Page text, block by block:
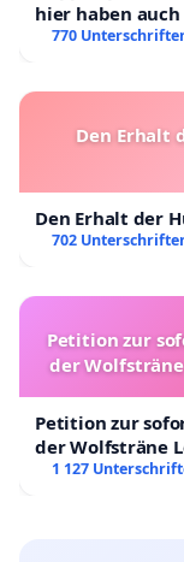
hier haben auch
770
Den Erhalt
Den Erhalt der
702
Petition zur
der
Petition zur
der Wolfsträne
1 127